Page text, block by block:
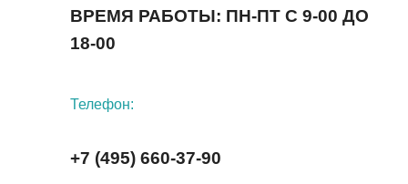
ВРЕМЯ РАБОТЫ: ПН-ПТ С 9-00 ДО
18-00
Телефон:
+7 (495) 660-37-90